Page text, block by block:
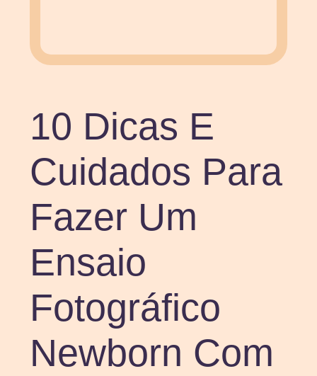
10 Dicas E
Cuidados Para
Fazer Um
Ensaio
Fotográfico
Newborn Com